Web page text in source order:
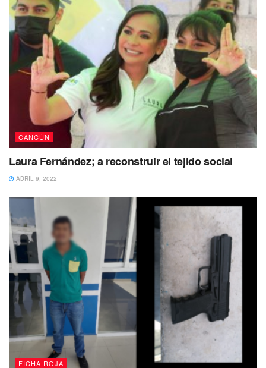
tiene interés en que la ciudadanía (mujeres y hombres)
aplique los 10 hábitos de higiene para la normalidad, para
prevenir y controlar la curva de contagios, para salvar
vidas humanas y avanzar más rápido hacia la
recuperación económica.
Carlos Joaquín Gobierno Estatal
Quintana Roo
Semáforo Covid
CANCÚN
Laura Fernández; a reconstruir el tejido social
ABRIL 9, 2022
FICHA ROJA